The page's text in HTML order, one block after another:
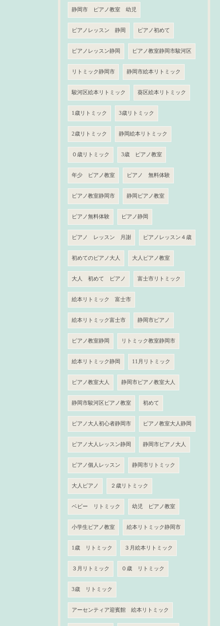
静岡市 ピアノ教室 幼児
ピアノレッスン 静岡 ピアノ初めて
ピアノレッスン静岡 ピアノ教室静岡市駿河区
リトミック静岡市 静岡市絵本リトミック
駿河区絵本リトミック 葵区絵本リトミック
1歳リトミック 3歳リトミック
2歳リトミック 静岡絵本リトミック
０歳リトミック 3歳 ピアノ教室
年少 ピアノ教室 ピアノ 無料体験
ピアノ教室静岡市 静岡ピアノ教室
ピアノ無料体験 ピアノ静岡
ピアノ レッスン 月謝 ピアノレッスン４歳
初めてのピアノ大人 大人ピアノ教室
大人 初めて ピアノ 富士市リトミック
絵本リトミック 富士市
絵本リトミック富士市 静岡市ピアノ
ピアノ教室静岡 リトミック教室静岡市
絵本リトミック静岡 11月リトミック
ピアノ教室大人 静岡市ピアノ教室大人
静岡市駿河区ピアノ教室 初めて
ピアノ大人初心者静岡市 ピアノ教室大人静岡
ピアノ大人レッスン静岡 静岡市ピアノ大人
ピアノ個人レッスン 静岡市リトミック
大人ピアノ ２歳リトミック
ベビー リトミック 幼児 ピアノ教室
小学生ピアノ教室 絵本リトミック静岡市
1歳 リトミック ３月絵本リトミック
３月リトミック ０歳 リトミック
3歳 リトミック
アーセンティア迎賓館 絵本リトミック